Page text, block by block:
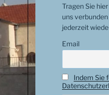
Tragen Sie
uns
jederzeit
Email
Indem Sie